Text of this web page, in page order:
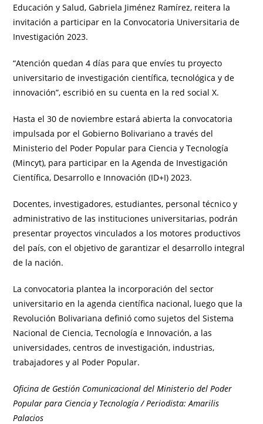
Educación y Salud, Gabriela Jiménez Ramírez, reitera la
invitación a participar en la Convocatoria Universitaria de
Investigación 2023.
“Atención quedan 4 días para que envíes tu proyecto
universitario de investigación científica, tecnológica y de
innovación”, escribió en su cuenta en la red social X.
Hasta el 30 de noviembre estará abierta la convocatoria
impulsada por el Gobierno Bolivariano a través del
Ministerio del Poder Popular para Ciencia y Tecnología
(Mincyt), para participar en la Agenda de Investigación
Científica, Desarrollo e Innovación (ID+I) 2023.
Docentes, investigadores, estudiantes, personal técnico y
administrativo de las instituciones universitarias, podrán
presentar proyectos vinculados a los motores productivos
del país, con el objetivo de garantizar el desarrollo integral
de la nación.
La convocatoria plantea la incorporación del sector
universitario en la agenda científica nacional, luego que la
Revolución Bolivariana definió como sujetos del Sistema
Nacional de Ciencia, Tecnología e Innovación, a las
universidades, centros de investigación, industrias,
trabajadores y al Poder Popular.
Oficina de Gestión Comunicacional del Ministerio del Poder
Popular para Ciencia y Tecnología / Periodista: Amarilis
Palacios